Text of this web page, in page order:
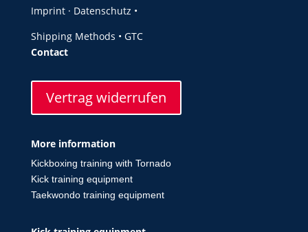
Imprint· Datenschutz •
Shipping Methods • GTC
Contact
Vertrag widerrufen
More information
Kickboxing training with Tornado
Kick training equipment
Taekwondo training equipment